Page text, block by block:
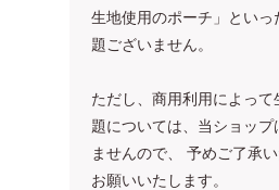
生地使用のポーチ」といっ
題ございません。
ただし、商用利用によって
題については、当ショッ
ませんので、 予めご了承
お願いいたします。